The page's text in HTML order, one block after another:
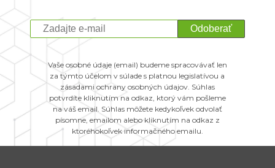
Odoberať
Vaše osobné údaje (email) budeme spracovávať len
za týmto účelom v súlade s platnou legislatívou a
zásadami ochrany osobných údajov. Súhlas
potvrdíte kliknutím na odkaz, ktorý vám pošleme
na váš email. Súhlas môžete kedykoľvek odvolať
písomne, emailom alebo kliknutím na odkaz z
ktoréhokoľvek informačného emailu.